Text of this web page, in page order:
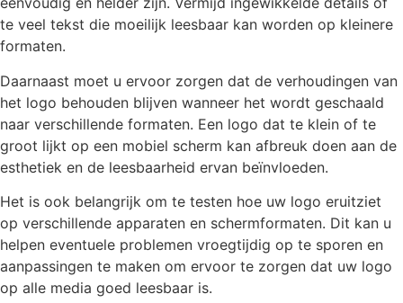
te veel tekst die moeilijk leesbaar kan worden op kleinere
formaten.
Daarnaast moet u ervoor zorgen dat de verhoudingen van
het logo behouden blijven wanneer het wordt geschaald
naar verschillende formaten. Een logo dat te klein of te
groot lijkt op een mobiel scherm kan afbreuk doen aan de
esthetiek en de leesbaarheid ervan beïnvloeden.
Het is ook belangrijk om te testen hoe uw logo eruitziet
op verschillende apparaten en schermformaten. Dit kan u
helpen eventuele problemen vroegtijdig op te sporen en
aanpassingen te maken om ervoor te zorgen dat uw logo
op alle media goed leesbaar is.